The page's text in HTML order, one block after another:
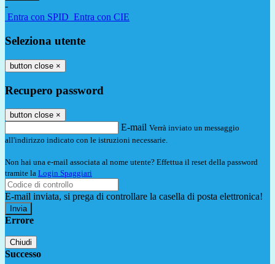
-
Entra con SPID Entra con CIE
Seleziona utente
button close ×
Recupero password
button close ×
E-mail Verrà inviato un messaggio
all'indirizzo indicato con le istruzioni necessarie.
Non hai una e-mail associata al nome utente? Effettua il reset della password
tramite la Login Spaggiari
E-mail inviata, si prega di controllare la casella di posta elettronica!
Errore
Chiudi
Successo